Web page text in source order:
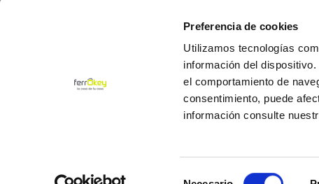
Preferencia de cookies
Utilizamos tecnologías
información del
el comportamiento de
consentimiento, puede
información consulte
© Ferrokey todos los derechos reservados